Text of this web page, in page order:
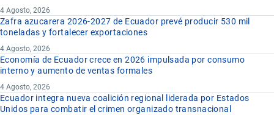
4 Agosto, 2026
Zafra azucarera 2026-2027 de Ecuador prevé producir 530 mil
toneladas y fortalecer exportaciones
4 Agosto, 2026
Economía de Ecuador crece en 2026 impulsada por consumo
interno y aumento de ventas formales
4 Agosto, 2026
Ecuador integra nueva coalición regional liderada por Estados
Unidos para combatir el crimen organizado transnacional